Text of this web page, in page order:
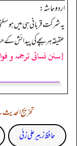
اردو حاشہ:
یہ شرکت قربانی ہی میں ہو
عقیقہ ہر بچے کی پیدائش
[سنن نسائی ترجمہ و
تخریج
حافظ زبیر علی زئی